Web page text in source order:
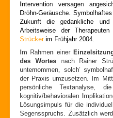
Intervention versagen
Dröhn-Geräusche.
Zukunft die gedankliche und
Arbeitsweise der
Strückerim Frühjahr 2004.
Im Rahmen einer
des Wortesnach Rainer
unternommen, solch’
der Praxis umzusetzen. Im
persönliche Textanalyse,
kognitiv/behavioralen
Lösungsimpuls für die
Segensspruchs. Zusätzlich